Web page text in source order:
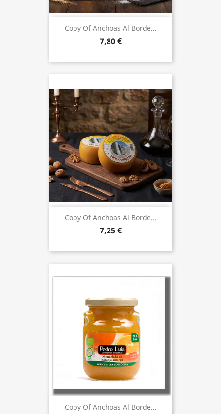
Copy Of Anchoas Al Borde...
7,80 €
Copy Of Anchoas Al Borde...
7,25 €
Copy Of Anchoas Al Borde...